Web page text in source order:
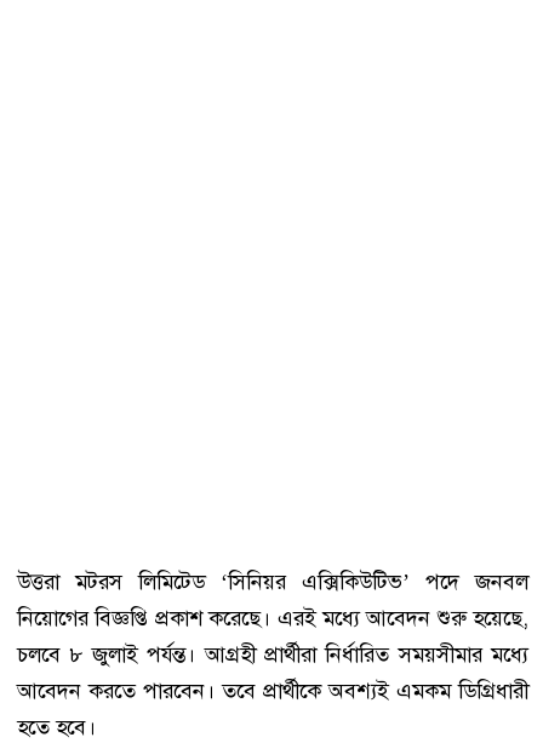
উত্তরা মটরস লিমিটেড ‘সিনিয়র এক্সিকিউটিভ’ পদে জনবল
নিয়োগের বিজ্ঞপ্তি প্রকাশ করেছে। এরই মধ্যে আবেদন শুরু হয়েছে,
চলবে ৮ জুলাই পর্যন্ত। আগ্রহী প্রার্থীরা নির্ধারিত সময়সীমার মধ্যে
আবেদন করতে পারবেন। তবে প্রার্থীকে অবশ্যই এমকম ডিগ্রিধারী
হতে হবে।